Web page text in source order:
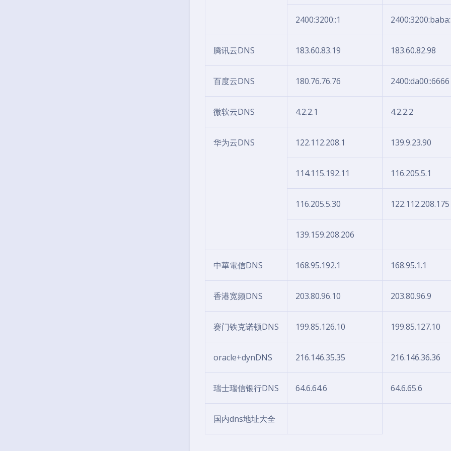
2400:3200::1
腾讯云DNS 183.60.83.19 183.60.82.98
百度云DNS 180.76.76.76 2400:da00::6666
微软云DNS 4.2.2.1 4.2.2.2
华为云DNS 122.112.208.1 139.9.23.90
114.115.192.11 116.205.5.1
116.205.5.30 122.112.208.175
139.159.208.206
中華電信DNS 168.95.192.1 168.95.1.1
香港宽频DNS 203.80.96.10 203.80.96.9
赛门铁克诺顿DNS 199.85.126.10 199.85.127.10
oracle+dynDNS 216.146.35.35 216.146.36.36
瑞士瑞信银行DNS 64.6.64.6 64.6.65.6
国内dns地址大全